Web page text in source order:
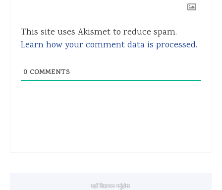
This site uses Akismet to reduce spam.
Learn how your comment data is processed.
0 COMMENTS